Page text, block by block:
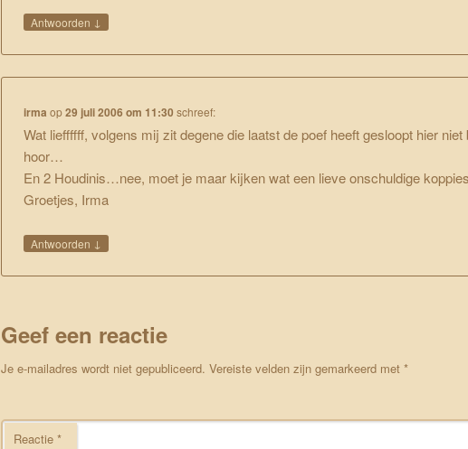
Antwoorden ↓
irma op29 juli 2006 om 11:30 schreef:
Wat lieffffff, volgens mij zit degene die laatst de poef heeft gesloopt hier niet
hoor…
En 2 Houdinis…nee, moet je maar kijken wat een lieve onschuldige
Groetjes, Irma
Antwoorden ↓
Geef een reactie
Je e-mailadres wordt niet gepubliceerd. Vereiste velden zijn gemarkeerd met *
Reactie *